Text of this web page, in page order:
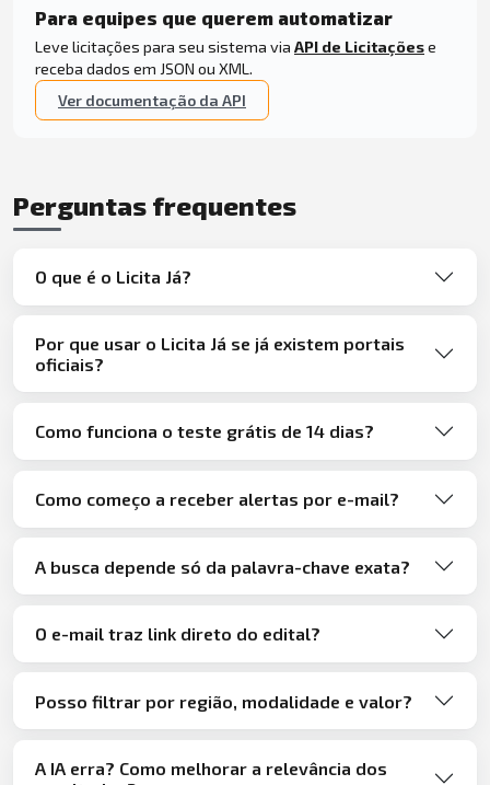
Para equipes que querem automatizar
Leve licitações para seu sistema via API de Licitaçõese
receba dados em JSON ou XML.
Ver documentação da API
Perguntas frequentes
O que é o Licita Já?
Por que usar o Licita Já se já existem portais
oficiais?
Como funciona o teste grátis de 14 dias?
Como começo a receber alertas por e-mail?
A busca depende só da palavra-chave exata?
O e-mail traz link direto do edital?
Posso filtrar por região, modalidade e valor?
A IA erra? Como melhorar a relevância dos